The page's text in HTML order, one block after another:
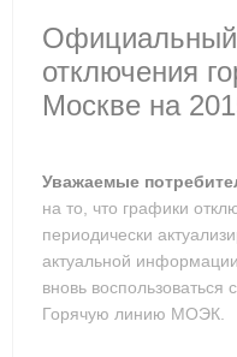
отключения
Москве на
Уважаемые
на то, что графики
периодически
актуальной
вновь воспользоваться
Горячую линию МОЭК.